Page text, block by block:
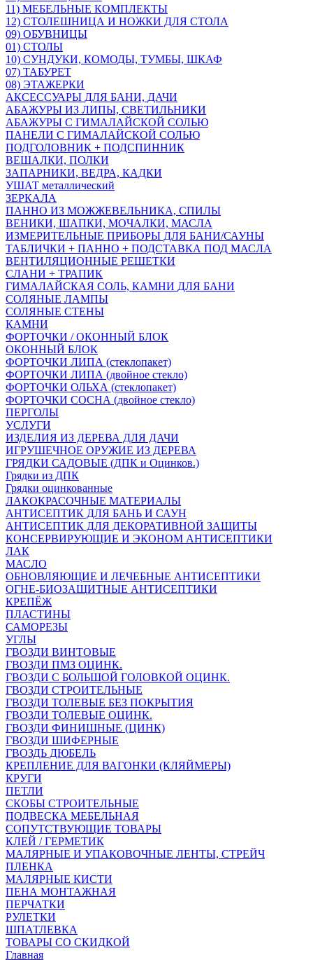
11) МЕБЕЛЬНЫЕ КОМПЛЕКТЫ
12) СТОЛЕШНИЦА И НОЖКИ ДЛЯ СТОЛА
09) ОБУВНИЦЫ
01) СТОЛЫ
10) СУНДУКИ, КОМОДЫ, ТУМБЫ, ШКАФ
07) ТАБУРЕТ
08) ЭТАЖЕРКИ
АКСЕССУАРЫ ДЛЯ БАНИ, ДАЧИ
АБАЖУРЫ ИЗ ЛИПЫ, СВЕТИЛЬНИКИ
АБАЖУРЫ С ГИМАЛАЙСКОЙ СОЛЬЮ
ПАНЕЛИ С ГИМАЛАЙСКОЙ СОЛЬЮ
ПОДГОЛОВНИК + ПОДСПИННИК
ВЕШАЛКИ, ПОЛКИ
ЗАПАРНИКИ, ВЕДРА, КАДКИ
УШАТ металлический
ЗЕРКАЛА
ПАННО ИЗ МОЖЖЕВЕЛЬНИКА, СПИЛЫ
ВЕНИКИ, ШАПКИ, МОЧАЛКИ, МАСЛА
ИЗМЕРИТЕЛЬНЫЕ ПРИБОРЫ ДЛЯ БАНИ/САУНЫ
ТАБЛИЧКИ + ПАННО + ПОДСТАВКА ПОД МАСЛА
ВЕНТИЛЯЦИОННЫЕ РЕШЕТКИ
СЛАНИ + ТРАПИК
ГИМАЛАЙСКАЯ СОЛЬ, КАМНИ ДЛЯ БАНИ
СОЛЯНЫЕ ЛАМПЫ
СОЛЯНЫЕ СТЕНЫ
КАМНИ
ФОРТОЧКИ / ОКОННЫЙ БЛОК
ОКОННЫЙ БЛОК
ФОРТОЧКИ ЛИПА (стеклопакет)
ФОРТОЧКИ ЛИПА (двойное стекло)
ФОРТОЧКИ ОЛЬХА (стеклопакет)
ФОРТОЧКИ СОСНА (двойное стекло)
ПЕРГОЛЫ
УСЛУГИ
ИЗДЕЛИЯ ИЗ ДЕРЕВА ДЛЯ ДАЧИ
ИГРУШЕЧНОЕ ОРУЖИЕ ИЗ ДЕРЕВА
ГРЯДКИ САДОВЫЕ (ДПК и Оцинков.)
Грядки из ДПК
Грядки оцинкованные
ЛАКОКРАСОЧНЫЕ МАТЕРИАЛЫ
АНТИСЕПТИК ДЛЯ БАНЬ И САУН
АНТИСЕПТИК ДЛЯ ДЕКОРАТИВНОЙ ЗАЩИТЫ
КОНСЕРВИРУЮЩИЕ И ЭКОНОМ АНТИСЕПТИКИ
ЛАК
МАСЛО
ОБНОВЛЯЮЩИЕ И ЛЕЧЕБНЫЕ АНТИСЕПТИКИ
ОГНЕ-БИОЗАЩИТНЫЕ АНТИСЕПТИКИ
КРЕПЁЖ
ПЛАСТИНЫ
САМОРЕЗЫ
УГЛЫ
ГВОЗДИ ВИНТОВЫЕ
ГВОЗДИ ПМЗ ОЦИНК.
ГВОЗДИ С БОЛЬШОЙ ГОЛОВКОЙ ОЦИНК.
ГВОЗДИ СТРОИТЕЛЬНЫЕ
ГВОЗДИ ТОЛЕВЫЕ БЕЗ ПОКРЫТИЯ
ГВОЗДИ ТОЛЕВЫЕ ОЦИНК.
ГВОЗДИ ФИНИШНЫЕ (ЦИНК)
ГВОЗДИ ШИФЕРНЫЕ
ГВОЗДЬ ДЮБЕЛЬ
КРЕПЛЕНИЕ ДЛЯ ВАГОНКИ (КЛЯЙМЕРЫ)
КРУГИ
ПЕТЛИ
СКОБЫ СТРОИТЕЛЬНЫЕ
ПОДВЕСКА МЕБЕЛЬНАЯ
СОПУТСТВУЮЩИЕ ТОВАРЫ
КЛЕЙ / ГЕРМЕТИК
МАЛЯРНЫЕ И УПАКОВОЧНЫЕ ЛЕНТЫ, СТРЕЙЧ
ПЛЕНКА
МАЛЯРНЫЕ КИСТИ
ПЕНА МОНТАЖНАЯ
ПЕРЧАТКИ
РУЛЕТКИ
ШПАТЛЕВКА
ТОВАРЫ СО СКИДКОЙ
Главная